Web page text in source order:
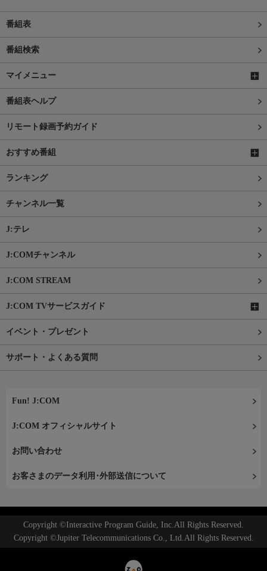
番組表
番組検索
マイメニュー
番組表ヘルプ
リモート録画予約ガイド
おすすめ番組
ランキング
チャンネル一覧
J:テレ
J:COMチャンネル
J:COM STREAM
J:COM TVサービスガイド
イベント・プレゼント
サポート・よくある質問
Fun! J:COM
J:COM オフィシャルサイト
お問い合わせ
お客さまのデータ利用･外部送信について
Copyright ©Interactive Program Guide, Inc.All Rights Reserved.
Copyright ©Jupiter Telecommunications Co., Ltd.All Rights Reserved.